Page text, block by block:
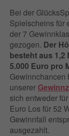
Bei der
Spielscheins für
der 7
gezogen. Der
besteht aus
5.000 Euro pro
Gewinnchancen
unserer
sich entweder
Euro Los für 52
Gewinnfall
ausgezahlt.